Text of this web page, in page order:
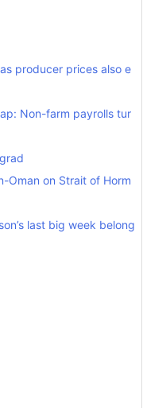
producer prices also e
Non-farm payrolls tur
Oman on Strait of Horm
last big week belong